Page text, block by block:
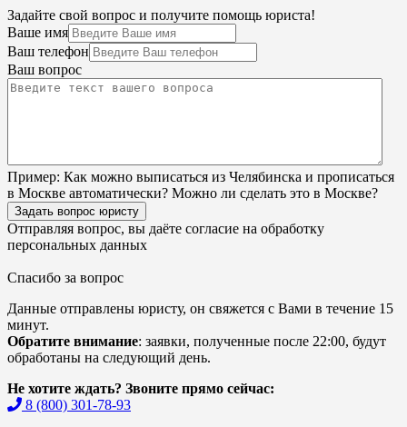
Задайте свой вопрос и получите помощь юриста!
Ваше имя
Ваш телефон
Ваш вопрос
Пример: Как можно выписаться из Челябинска и прописаться
в Москве автоматически? Можно ли сделать это в Москве?
Задать вопрос юристу
Отправляя вопрос, вы даёте согласие на обработку
персональных данных
Спасибо за вопрос
Данные отправлены юристу, он свяжется с Вами в течение 15
минут.
Обратите внимание: заявки, полученные после 22:00, будут
обработаны на следующий день.
Не хотите ждать? Звоните прямо сейчас:
8 (800) 301-78-93